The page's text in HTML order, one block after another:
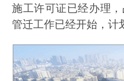
施工许可证已经办理
管迁工作已经开始，计